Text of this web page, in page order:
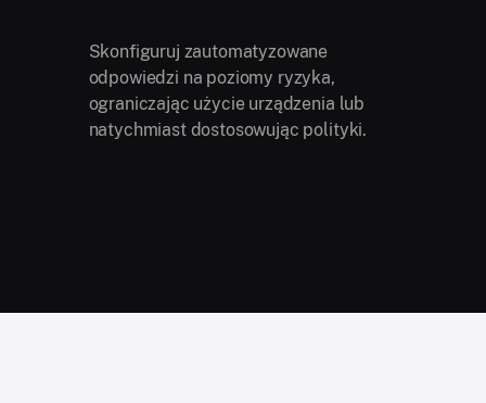
Skonfiguruj zautomatyzowane
odpowiedzi na poziomy ryzyka,
ograniczając użycie urządzenia lub
natychmiast dostosowując polityki.